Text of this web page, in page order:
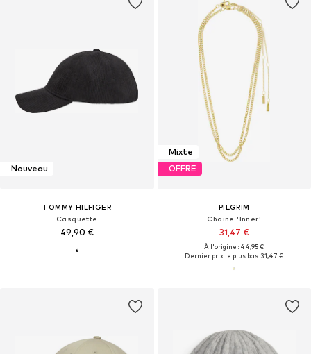
Nouveau
TOMMY HILFIGER
Casquette
49,90 €
Mixte
OFFRE
PILGRIM
Chaîne 'Inner'
31,47 €
À l'origine : 44,95 €
Dernier prix le plus bas :31,47 €